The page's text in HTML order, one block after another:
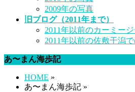
2009年の写真
旧ブログ（2011年まで）
2011年以前のカーミー
2011年以前の佐敷干潟
あ〜まん海歩記
HOME »
あ〜まん海歩記 »